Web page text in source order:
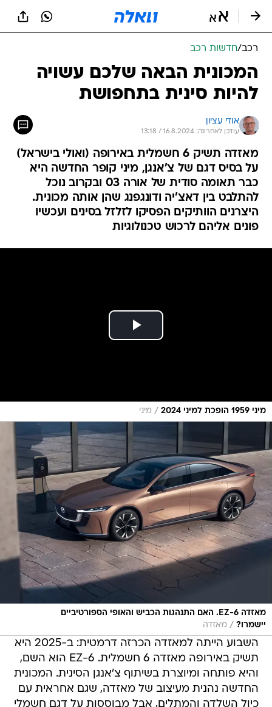
רכב/חדשות רכב
המכונית הבאה שלכם עשויה
להיות סינית בתחפושת
אודי עציון
עודכן לאחרונה: 16.8.2024 / 13:18
מאזדה תשיק 6 חשמלית באירופה (ואולי בישראל)
על בסיס דגם של צ'אנגן, מיני קופר החדשה היא
כבר תאומה סודית של אורה 03 ובקרוב נוכל
להתלבט בין דאצ'יה ודונגפנג שהן אותה מכונית.
היצרנים הוותיקים הפסיקו לזלזל בסינים ועכשיו
פונים אליהם לרכוש טכנולוגיות
מיני 1959 הופכת למיני 2024 / מיני
מאזדה EZ-6. האם התנהגות הכביש והאופי הספורטיביים
יישמרו? / מאזדה
השבוע הייתה למאזדה הכרזה דרמטית: ב-2025 היא
תשיק באירופה מאזדה 6 חשמלית. EZ-6 הוא השם,
והיא פותחה ומיוצרת בשיתוף צ'אנגן הסינית. המכונית
החדשה נהנית מעיצוב של מאזדה, שגם אחראית עם
כיול השלדה והמתלים, אבל מבוססות על דגם חשמלי